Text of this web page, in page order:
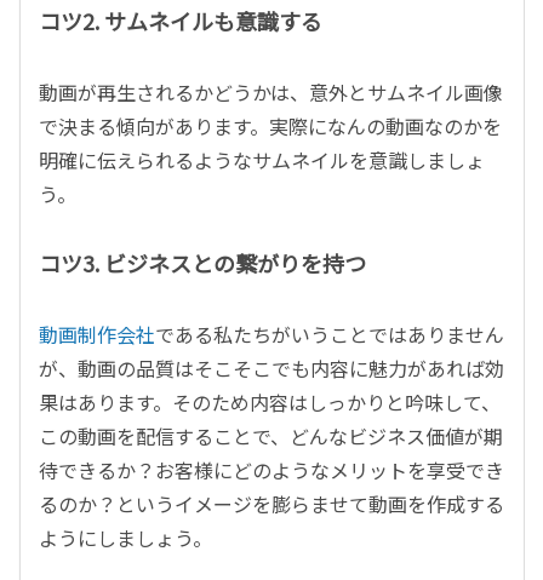
コツ2. サムネイルも意識する
動画が再生されるかどうかは、意外とサムネイル画像
で決まる傾向があります。実際になんの動画なのかを
明確に伝えられるようなサムネイルを意識しましょ
う。
コツ3. ビジネスとの繋がりを持つ
動画制作会社である私たちがいうことではありません
が、動画の品質はそこそこでも内容に魅力があれば効
果はあります。そのため内容はしっかりと吟味して、
この動画を配信することで、どんなビジネス価値が期
待できるか？お客様にどのようなメリットを享受でき
るのか？というイメージを膨らませて動画を作成する
ようにしましょう。